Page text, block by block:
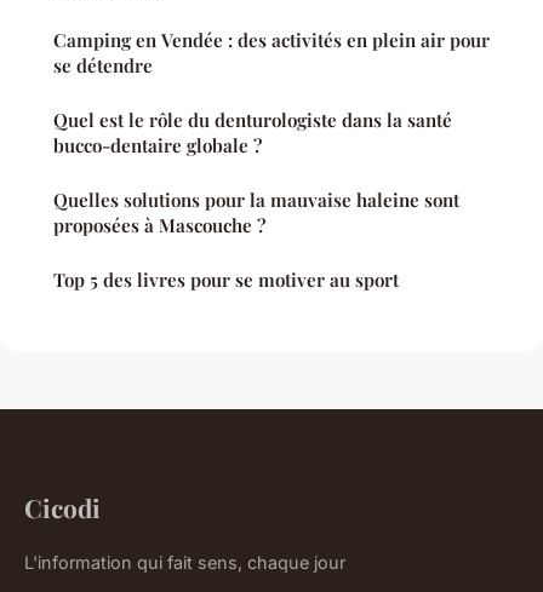
Camping en Vendée : des activités en plein air pour
se détendre
Quel est le rôle du denturologiste dans la santé
bucco-dentaire globale ?
Quelles solutions pour la mauvaise haleine sont
proposées à Mascouche ?
Top 5 des livres pour se motiver au sport
Cicodi
L'information qui fait sens, chaque jour